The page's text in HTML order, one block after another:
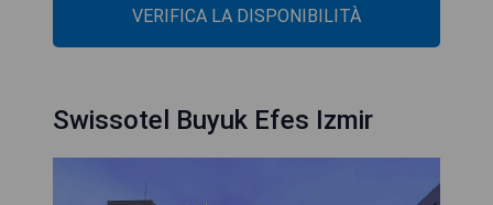
VERIFICA LA DISPONIBILITÀ
Swissotel Buyuk Efes Izmir